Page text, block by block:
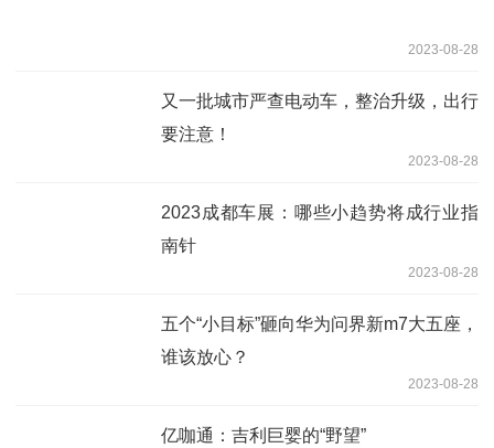
2023-08-28
又一批城市严查电动车，整治升级，出行
要注意！
2023-08-28
2023成都车展：哪些小趋势将成行业指
南针
2023-08-28
五个“小目标”砸向华为问界新m7大五座，
谁该放心？
2023-08-28
亿咖通：吉利巨婴的“野望”